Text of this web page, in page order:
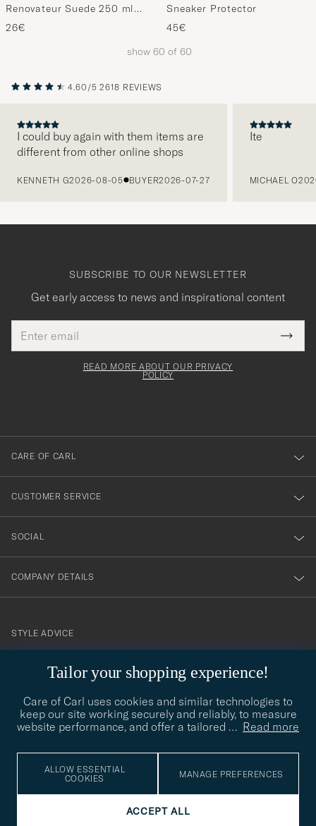
Renovateur Suede 250 ml
Spray Navy Blue
26€
Sneaker Protector
45€
show 60 of 60
4.60/5 2618 REVIEWS
I could buy again with them items are
different from other online shops
KENNETH G2026-08-05 BUYER2026-07-27
Ite
MICHAEL O
Tailor your shopping experience!
Care of Carl uses cookies and similar technologies to
keep our site working securely and reliably, to measure
website performance, and offer a tailored … Read more
ALLOW ESSENTIAL
COOKIES
MANAGE PREFERENCES
ACCEPT ALL
SUBSCRIBE TO OUR NEWSLETTER
Get early access to news and inspirational content
address
This
field
Tack
för
dig
till
vårt
nyhetsbrev!
READ MORE ABOUT OUR PRIVACY
POLICY
CARE OF CARL
CUSTOMER SERVICE
SOCIAL
COMPANY DETAILS
contact@careofcarl.com
STYLE ADVICE
STYLE ADVICE